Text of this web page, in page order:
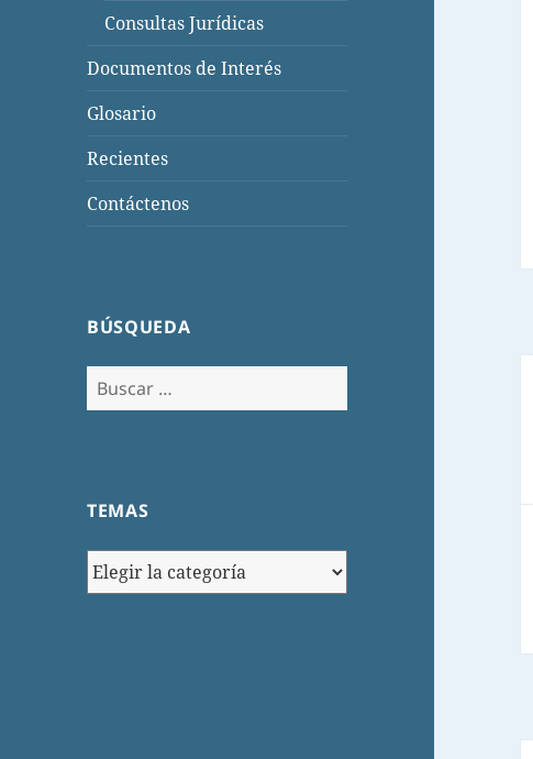
Consultas Jurídicas
Documentos de Interés
Glosario
Recientes
Contáctenos
BÚSQUEDA
Buscar:
TEMAS
TEMAS